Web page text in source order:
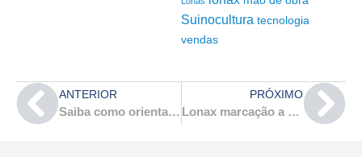
Suinocultura tecnologia
vendas
ANTERIOR
Saiba como orientar os seus clientes na hora de escolher o piso
PRÓXIMO
Lonax marcação a cada metro: conheça as vantagens!